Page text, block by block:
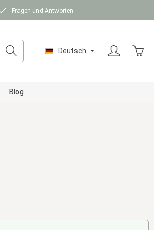
Fragen und Antworten
Deutsch
Blog